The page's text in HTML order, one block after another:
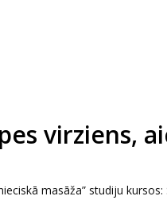
virziens,
masāža” studiju kursos: